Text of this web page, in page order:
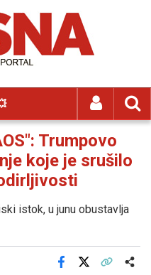
Trumpovo
koje je srušilo
istok, u junu obustavlja
Facebook